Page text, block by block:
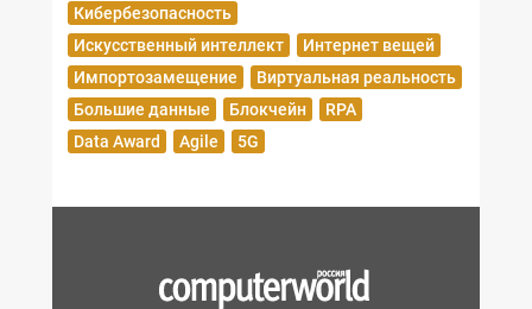
Кибербезопасность
Искусственный интеллект
Интернет вещей
Импортозамещение
Виртуальная реальность
Большие данные
Блокчейн
RPA
Data Award
Agile 5G